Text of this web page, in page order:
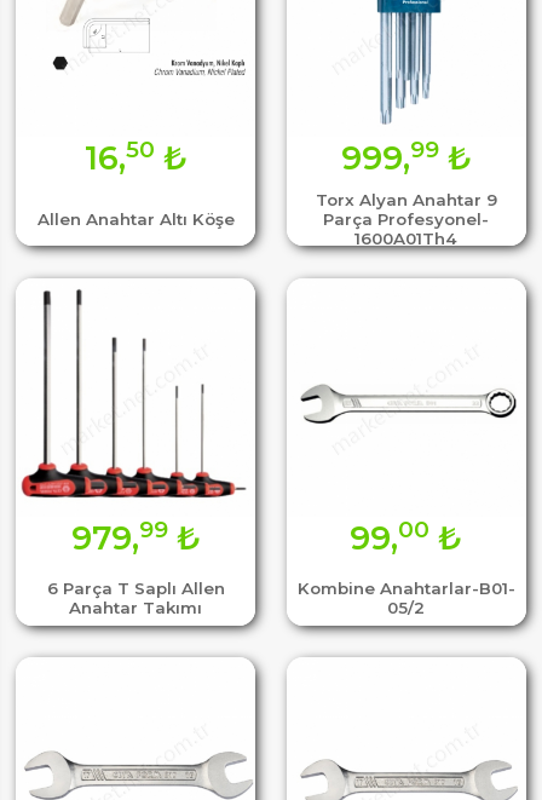
Allen Anahtar Altı Köşe
16,50 ₺
Torx Alyan Anahtar 9
Parça Profesyonel-
1600A01Th4
999,99₺
6 Parça T Saplı Allen
Anahtar Takımı
979,99₺
Kombine Anahtarlar-B01-
05/2
99,00 ₺